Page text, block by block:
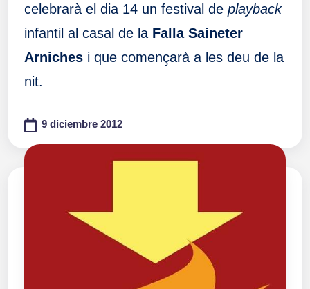
celebrarà el dia 14 un festival de playback
infantil al casal de laFalla Saineter
Arnichesi que començarà a les deu de la
nit.
9 diciembre 2012